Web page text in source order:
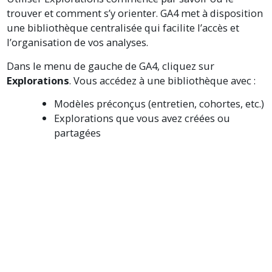
trouver et comment s’y orienter. GA4 met à disposition
une bibliothèque centralisée qui facilite l’accès et
l’organisation de vos analyses.
Dans le menu de gauche de GA4, cliquez sur
Explorations. Vous accédez à une bibliothèque avec :
Modèles préconçus (entretien, cohortes, etc.)
Explorations que vous avez créées ou
partagées